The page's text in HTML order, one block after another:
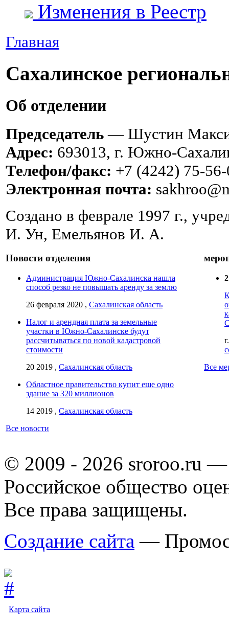
Изменения в Реестр
Главная
Сахалинское
Об отделении
Председатель — Шустин
Адрес: 693013, г. Южно-
Телефон/факс: +7 (4242) 75-
Электронная почта:
Создано в феврале 1997 г.,
И. Ун, Емельянов И. А.
Все
Новости отделения
Администрация Южно-Сахалинска нашла
способ резко не повышать аренду за землю
26 февраля 2020 , Сахалинская область
Налог и арендная плата за земельные
участки в Южно-Сахалинске будут
рассчитываться по новой кадастровой
стоимости
20 2019 , Сахалинская область
Областное правительство купит еще одно
здание за 320 миллионов
14 2019 , Сахалинская область
Все новости
© 2009 - 2026 sroroo.ru —
Российское общество
Все права защищены.
Создание сайта —
Карта сайта